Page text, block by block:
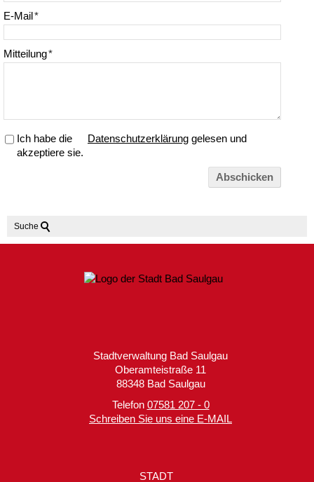
E-Mail*
Mitteilung*
Ich habe die Datenschutzerklärung gelesen und
akzeptiere sie.
Abschicken
Suche
Stadtverwaltung Bad Saulgau
Oberamteistraße 11
88348 Bad Saulgau
Telefon 07581 207 - 0
Schreiben Sie uns eine E-MAIL
STADT